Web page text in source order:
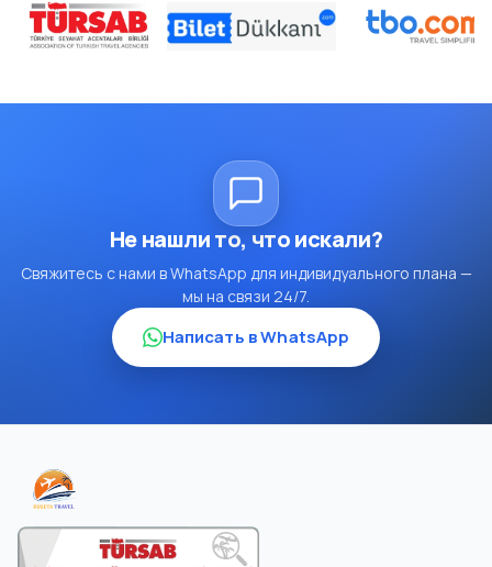
Не нашли то, что искали?
Свяжитесь с нами в WhatsApp для индивидуального плана —
мы на связи 24/7.
Написать в WhatsApp